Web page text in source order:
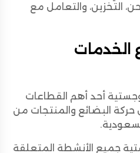
التخزين، والتعامل مع
أحد أهم القطاعات
البضائع والمنتجات من
جميع الأنشطة المتعلقة